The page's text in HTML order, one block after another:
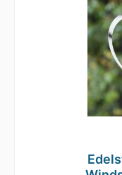
vollflächig
Lackierung
Mobile
drehfreudig.
und
Terrasse
auch im
Inspiration
einfach nur